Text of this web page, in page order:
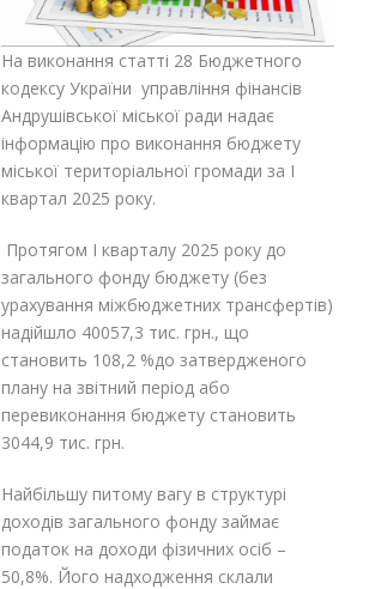
На виконання статті 28 Бюджетного
кодексу України управління фінансів
Андрушівської міської ради надає
інформацію про виконання бюджету
міської територіальної громади за І
квартал 2025 року.
Протягом І кварталу 2025 року до
загального фонду бюджету (без
урахування міжбюджетних трансфертів)
надійшло 40057,3 тис. грн., що
становить 108,2 %до затвердженого
плану на звітний період або
перевиконання бюджету становить
3044,9 тис. грн.
Найбільшу питому вагу в структурі
доходів загального фонду займає
податок на доходи фізичних осіб –
50,8%. Його надходження склали